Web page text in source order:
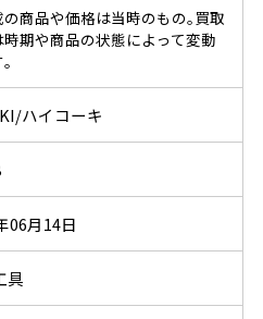
商品や価格は当時のもの｡買取
期や商品の状態によって変動
ハイコーキ
06月14日
具